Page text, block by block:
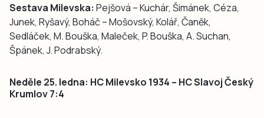
Sestava Milevska: Pejšová – Kuchár, Šimánek, Céza,
Junek, Ryšavý, Boháč – Mošovský, Kolář, Čaněk,
Sedláček, M. Bouška, Maleček, P. Bouška, A. Suchan,
Špánek, J. Podrabský.
Neděle 25. ledna: HC Milevsko 1934 – HC Slavoj Český
Krumlov 7:4